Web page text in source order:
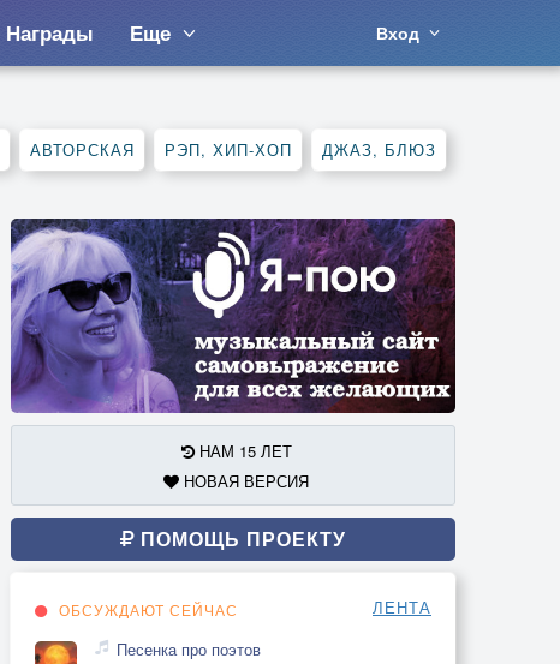
Награды Еще Вход
АВТОРСКАЯ РЭП, ХИП-ХОП ДЖАЗ, БЛЮЗ
НАМ 15 ЛЕТ
НОВАЯ ВЕРСИЯ
ПОМОЩЬ ПРОЕКТУ
ОБСУЖДАЮТ СЕЙЧАС ЛЕНТА
Песенка про поэтов